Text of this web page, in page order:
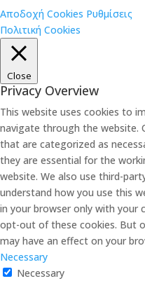
Αποδοχή Cookies Ρυθμίσεις
Πολιτική Cookies
Close
Privacy Overview
This website uses cookies to
navigate through the website.
that are categorized as
they are essential for the
website. We also use third-
understand how you use this
in your browser only with your
opt-out of these cookies. But
may have an effect on your
Necessary
Necessary